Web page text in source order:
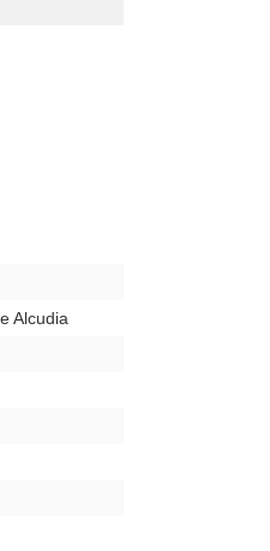
Alcudia